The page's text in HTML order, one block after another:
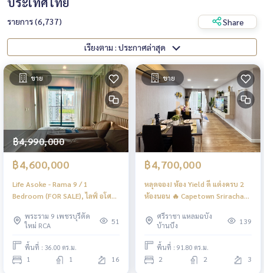
รายการ (6,737) Share
เรียงตาม : ประกาศล่าสุด
ขาย
฿4,990,000
฿4,600,000
Life Asoke - Rama 9 / 1
Bedroom (FOR SALE), ไลฟ์ อโศก -
JSMN359
พระราม 9 เพชรบุรีตัด
ใหม่ RCA
51
พื้นที่ : 36.00 ตร.ม.
1 1 16
ขาย
฿4,700,000
หลุดจอง! ห้อง Yield ดี แต่งครบ 2
ห้องนอน 🔥 Capetown Sriracha
Bedrooms (FOR SALE), เคปทาวน์
ศรีราชา คอนโด แอนด์ เรซิเดนซ์ / 2
ห้องนอน (ขาย) YEAN204
ศรีราชา แหลมฉบัง
บ้านบึง
139
พื้นที่ : 91.80 ตร.ม.
2 2 3